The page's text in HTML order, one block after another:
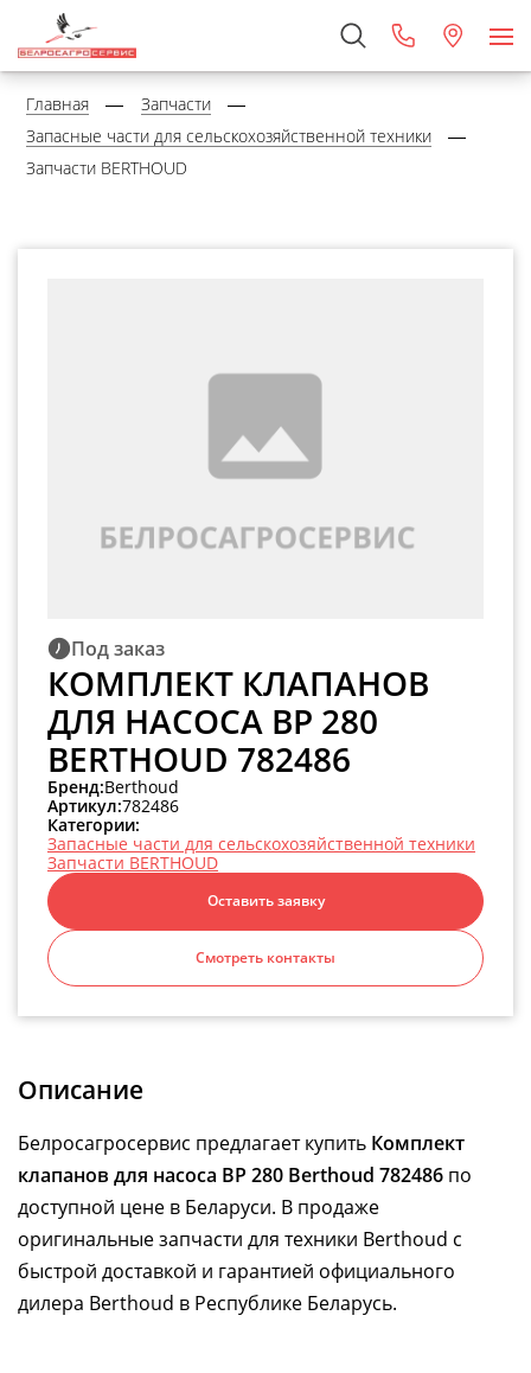
Главная
Запчасти
Запасные части для сельскохозяйственной техники
Запчасти BERTHOUD
Под заказ
КОМПЛЕКТ КЛАПАНОВ
ДЛЯ НАСОСА ВР 280
BERTHOUD 782486
Бренд:Berthoud
Артикул:782486
Категории:
Запасные части для сельскохозяйственной техники
Запчасти BERTHOUD
Оставить заявку
Смотреть контакты
Описание
Белросагросервис предлагает купить Комплект
клапанов для насоса ВР 280 Berthoud 782486 по
доступной цене в Беларуси. В продаже
оригинальные запчасти для техники Berthoud с
быстрой доставкой и гарантией официального
дилера Berthoud в Республике Беларусь.